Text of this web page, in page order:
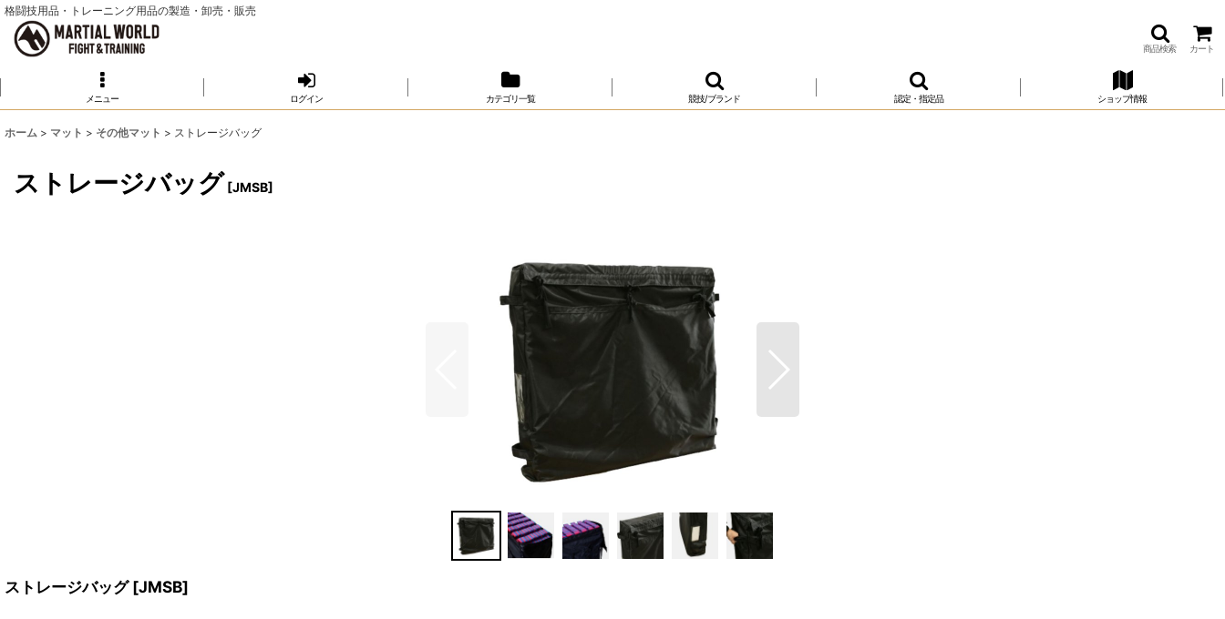
格闘技用品・トレーニング用品の製造・卸売・販売
商品検索 カート
メニュー ログイン カテゴリ一覧 競技/ブランド 認定・指定品 ショップ情報
ホーム > マット > その他マット > ストレージバッグ
ストレージバッグ [JMSB]
ストレージバッグ [JMSB]